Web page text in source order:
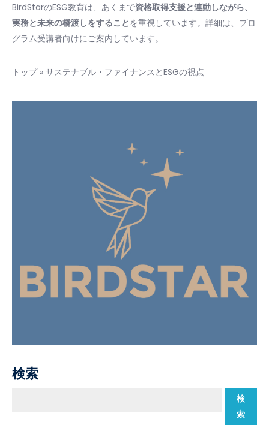
BirdStarのESG教育は、あくまで資格取得支援と連動しながら、
実務と未来の橋渡しをすることを重視しています。詳細は、プロ
グラム受講者向けにご案内しています。
トップ » サステナブル・ファイナンスとESGの視点
検索
検
索